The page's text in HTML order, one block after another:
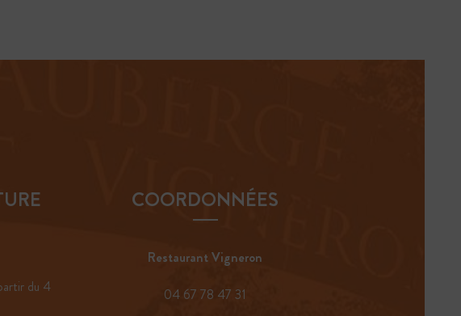
du 4
COORDONNÉES
Restaurant Vigneron
04 67 78 47 31